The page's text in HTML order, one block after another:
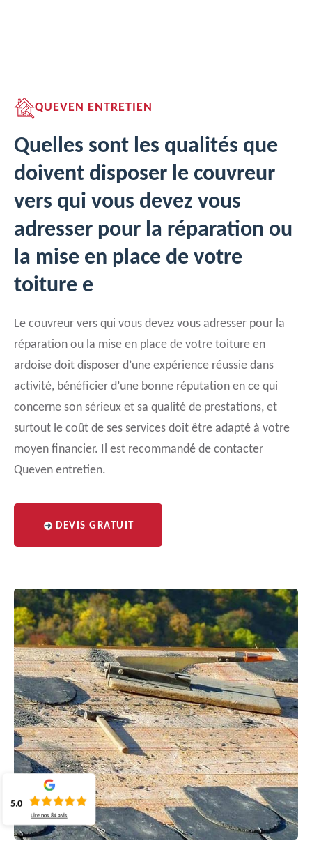
QUEVEN ENTRETIEN
Quelles sont les qualités que
doivent disposer le couvreur
vers qui vous devez vous
adresser pour la réparation ou
la mise en place de votre
toiture e
Le couvreur vers qui vous devez vous adresser pour la
réparation ou la mise en place de votre toiture en
ardoise doit disposer d’une expérience réussie dans
activité, bénéficier d’une bonne réputation en ce qui
concerne son sérieux et sa qualité de prestations, et
surtout le coût de ses services doit être adapté à votre
moyen financier. Il est recommandé de contacter
Queven entretien.
DEVIS GRATUIT
5.0
Lire nos84 avis